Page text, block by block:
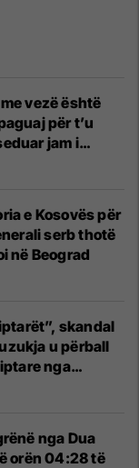
vezë është
për t’u
jam i
e Kosovës për
serb thotë
në Beograd
skandal
u përball
nga
nga Dua
orën 04:28 të